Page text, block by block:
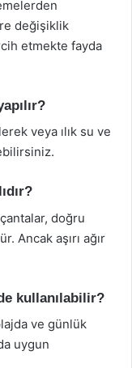
değişiklik
etmekte fayda
veya ılık su ve
doğru
Ancak aşırı ağır
kullanılabilir?
ve günlük
uygun